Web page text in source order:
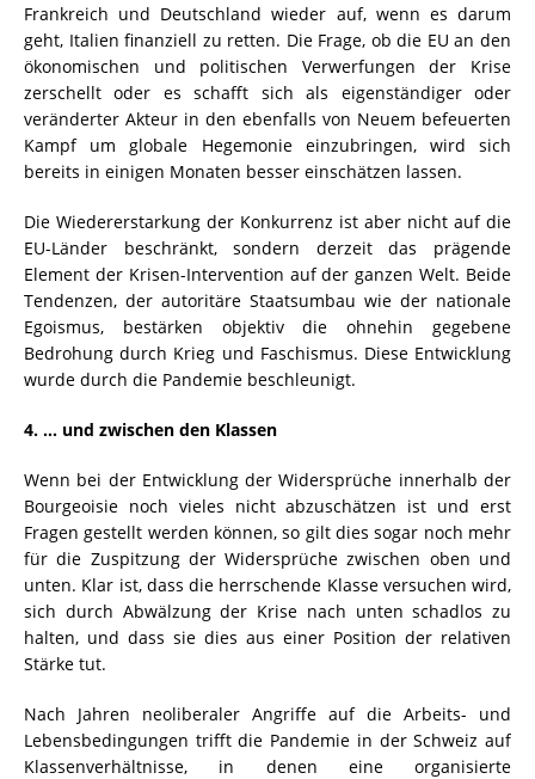
Frankreich und Deutschland wieder auf, wenn es darum
geht, Italien finanziell zu retten. Die Frage, ob die EU an den
ökonomischen und politischen Verwerfungen der Krise
zerschellt oder es schafft sich als eigenständiger oder
veränderter Akteur in den ebenfalls von Neuem befeuerten
Kampf um globale Hegemonie einzubringen, wird sich
bereits in einigen Monaten besser einschätzen lassen.
Die Wiedererstarkung der Konkurrenz ist aber nicht auf die
EU-Länder beschränkt, sondern derzeit das prägende
Element der Krisen-Intervention auf der ganzen Welt. Beide
Tendenzen, der autoritäre Staatsumbau wie der nationale
Egoismus, bestärken objektiv die ohnehin gegebene
Bedrohung durch Krieg und Faschismus. Diese Entwicklung
wurde durch die Pandemie beschleunigt.
4. … und zwischen den Klassen
Wenn bei der Entwicklung der Widersprüche innerhalb der
Bourgeoisie noch vieles nicht abzuschätzen ist und erst
Fragen gestellt werden können, so gilt dies sogar noch mehr
für die Zuspitzung der Widersprüche zwischen oben und
unten. Klar ist, dass die herrschende Klasse versuchen wird,
sich durch Abwälzung der Krise nach unten schadlos zu
halten, und dass sie dies aus einer Position der relativen
Stärke tut.
Nach Jahren neoliberaler Angriffe auf die Arbeits- und
Lebensbedingungen trifft die Pandemie in der Schweiz auf
Klassenverhältnisse, in denen eine organisierte